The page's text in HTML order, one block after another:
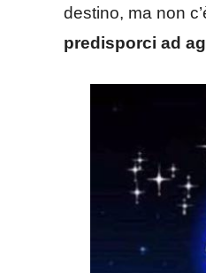
destino, ma non
predisporci ad